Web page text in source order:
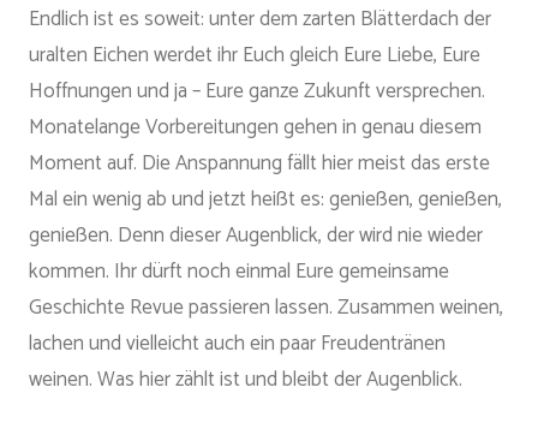
Endlich ist es soweit: unter dem zarten Blätterdach der
uralten Eichen werdet ihr Euch gleich Eure Liebe, Eure
Hoffnungen und ja – Eure ganze Zukunft versprechen.
Monatelange Vorbereitungen gehen in genau diesem
Moment auf. Die Anspannung fällt hier meist das erste
Mal ein wenig ab und jetzt heißt es: genießen, genießen,
genießen. Denn dieser Augenblick, der wird nie wieder
kommen. Ihr dürft noch einmal Eure gemeinsame
Geschichte Revue passieren lassen. Zusammen weinen,
lachen und vielleicht auch ein paar Freudentränen
weinen. Was hier zählt ist und bleibt der Augenblick.